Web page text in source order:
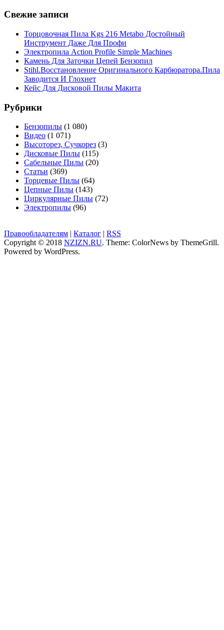
Свежие записи
Торцовочная Пила Kgs 216 Metabo Достойный
Инструмент Даже Для Профи
Электропила Action Profile Simple Machines
Камень Для Заточки Цепей Бензопил
Stihl.Восстановление Оригинального Карбюратора.Пила
Заводится И Глохнет
Кейс Для Дисковой Пилы Макита
Рубрики
Бензопилы (1 080)
Видео (1 071)
Высоторез, Сучкорез (3)
Дисковые Пилы (115)
Сабельные Пилы (20)
Статьи (369)
Торцевые Пилы (64)
Цепные Пилы (143)
Циркулярные Пилы (72)
Электропилы (96)
Правообладателям | Каталог | RSS
Copyright © 2018 NZIZN.RU. Theme: ColorNews by ThemeGrill.
Powered by WordPress.